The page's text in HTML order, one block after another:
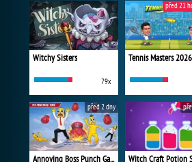
Witchy Sisters
79x
Tennis Masters 2026
před 21
Annoying Boss Punch Game
před 2 dny
Witch Craft Potion